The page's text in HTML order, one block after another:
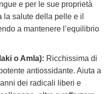
e per le sue proprietà
la salute della pelle e il
a mantenere l’equilibrio
o Amla): Ricchissima di
antiossidante. Aiuta a
dei radicali liberi e